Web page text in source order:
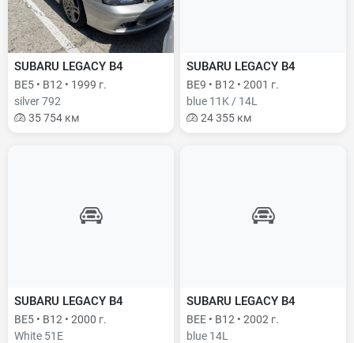
SUBARU LEGACY B4
BE5 • B12 • 1999 г.
silver 792
35 754 км
SUBARU LEGACY B4
BE9 • B12 • 2001 г.
blue 11K / 14L
24 355 км
SUBARU LEGACY B4
BE5 • B12 • 2000 г.
White 51E
SUBARU LEGACY B4
BEE • B12 • 2002 г.
blue 14L